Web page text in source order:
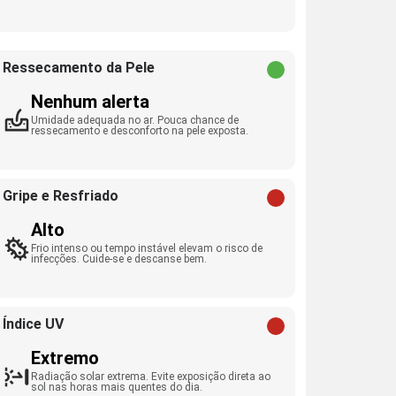
Ressecamento da Pele
Nenhum alerta
Umidade adequada no ar. Pouca chance de
ressecamento e desconforto na pele exposta.
Gripe e Resfriado
Alto
Frio intenso ou tempo instável elevam o risco de
infecções. Cuide-se e descanse bem.
Índice UV
Extremo
Radiação solar extrema. Evite exposição direta ao
sol nas horas mais quentes do dia.